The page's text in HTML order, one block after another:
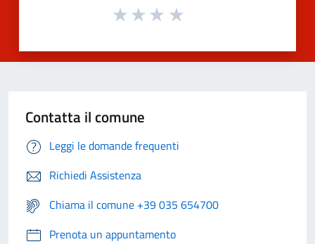
Contatta il comune
Leggi le domande frequenti
Richiedi Assistenza
Chiama il comune +39 035 654700
Prenota un appuntamento